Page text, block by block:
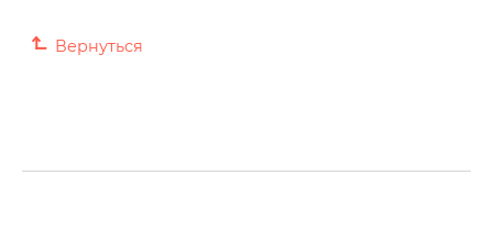
Вернуться